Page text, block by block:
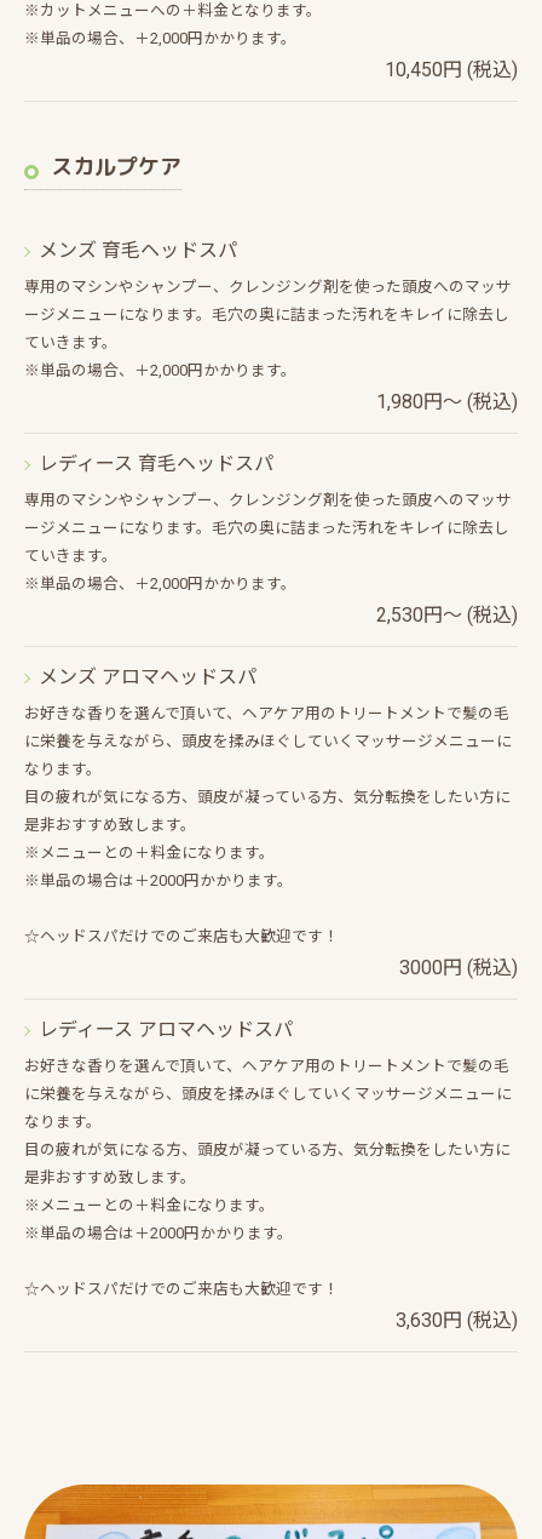
※カットメニューへの＋料金となります。
※単品の場合、＋2,000円かかります。
10,450円 (税込)
スカルプケア
メンズ 育毛ヘッドスパ
専用のマシンやシャンプー、クレンジング剤を使った頭皮へのマッサ
ージメニューになります。毛穴の奥に詰まった汚れをキレイに除去し
ていきます。
※単品の場合、＋2,000円かかります。
1,980円～ (税込)
レディース 育毛ヘッドスパ
専用のマシンやシャンプー、クレンジング剤を使った頭皮へのマッサ
ージメニューになります。毛穴の奥に詰まった汚れをキレイに除去し
ていきます。
※単品の場合、＋2,000円かかります。
2,530円～ (税込)
メンズ アロマヘッドスパ
お好きな香りを選んで頂いて、ヘアケア用のトリートメントで髪の毛
に栄養を与えながら、頭皮を揉みほぐしていくマッサージメニューに
なります。
目の疲れが気になる方、頭皮が凝っている方、気分転換をしたい方に
是非おすすめ致します。
※メニューとの＋料金になります。
※単品の場合は＋2000円かかります。
☆ヘッドスパだけでのご来店も大歓迎です！
3000円 (税込)
レディース アロマヘッドスパ
お好きな香りを選んで頂いて、ヘアケア用のトリートメントで髪の毛
に栄養を与えながら、頭皮を揉みほぐしていくマッサージメニューに
なります。
目の疲れが気になる方、頭皮が凝っている方、気分転換をしたい方に
是非おすすめ致します。
※メニューとの＋料金になります。
※単品の場合は＋2000円かかります。
☆ヘッドスパだけでのご来店も大歓迎です！
3,630円 (税込)